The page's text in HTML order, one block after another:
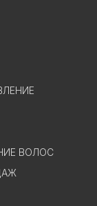
ВОЛОС